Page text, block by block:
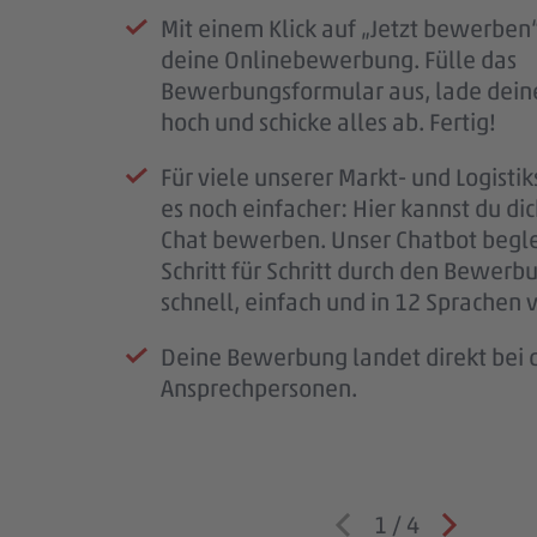
Mit einem Klick auf „Jetzt
deine Onlinebewerbung. Fülle das
Bewerbungsformular aus, lade
hoch und schicke alles ab. Fertig!
Für viele unserer Markt- und
es noch einfacher: Hier kannst du
Chat bewerben. Unser Chatbot
Schritt für Schritt durch den
schnell, einfach und in 12 Sprachen
Deine Bewerbung landet direkt bei
Ansprechpersonen.
Sobald deine Bewerbung bei uns
ist, erhältst du eine
Mail.
melden uns so schnell wie möglich
für deine Geduld – jede Bewerbung
wichtig.
Wenn wir Rückfragen haben,
Deine Bewerbung hat uns
laden wir dich zu einem persönlichen
Kennenlernen ein.
PENNY, deinem möglichen
Team – und wir lernen dich besser
Nach unserem Kennenlernen
eine finale Rückmeldung.
Wenn alles passt, klären wir die
bald im #teampenny willkommen
1 / 4